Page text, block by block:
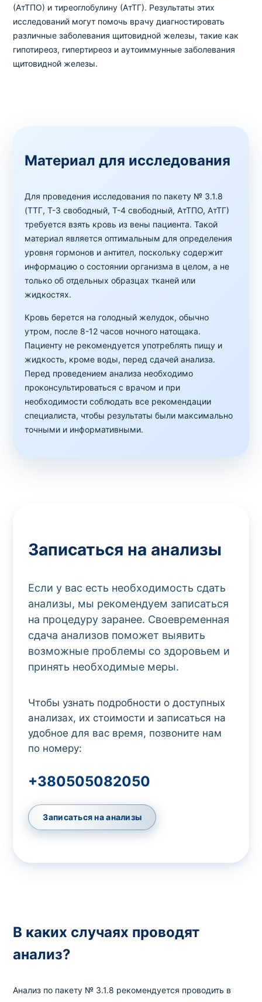
(АтТПО) и тиреоглобулину (АтТГ). Результаты этих
исследований могут помочь врачу диагностировать
различные заболевания щитовидной железы, такие как
гипотиреоз, гипертиреоз и аутоиммунные заболевания
щитовидной железы.
Материал для исследования
Для проведения исследования по пакету № 3.1.8
(ТТГ, Т-3 свободный, Т-4 свободный, АтТПО, АтТГ)
требуется взять кровь из вены пациента. Такой
материал является оптимальным для определения
уровня гормонов и антител, поскольку содержит
информацию о состоянии организма в целом, а не
только об отдельных образцах тканей или
жидкостях.
Кровь берется на голодный желудок, обычно
утром, после 8-12 часов ночного натощака.
Пациенту не рекомендуется употреблять пищу и
жидкость, кроме воды, перед сдачей анализа.
Перед проведением анализа необходимо
проконсультироваться с врачом и при
необходимости соблюдать все рекомендации
специалиста, чтобы результаты были максимально
точными и информативными.
Записаться на анализы
Если у вас есть необходимость сдать
анализы, мы рекомендуем записаться
на процедуру заранее. Своевременная
сдача анализов поможет выявить
возможные проблемы со здоровьем и
принять необходимые меры.
Чтобы узнать подробности о доступных
анализах, их стоимости и записаться на
удобное для вас время, позвоните нам
по номеру:
+380505082050
Записаться на анализы
В каких случаях проводят
анализ?
Анализ по пакету № 3.1.8 рекомендуется проводить в